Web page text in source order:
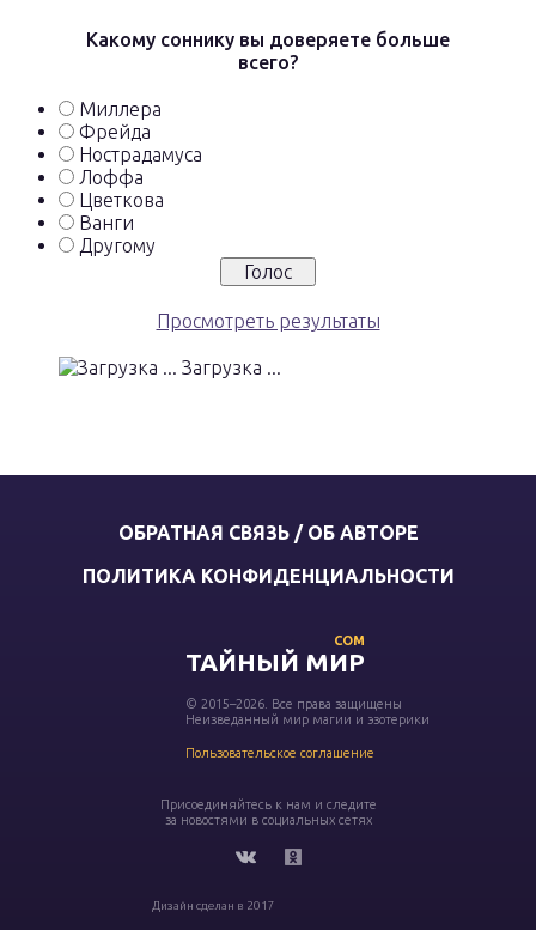
Какому соннику вы доверяете больше
всего?
Миллера
Фрейда
Нострадамуса
Лоффа
Цветкова
Ванги
Другому
Просмотреть результаты
Загрузка ...
ОБРАТНАЯ СВЯЗЬ / ОБ АВТОРЕ
ПОЛИТИКА КОНФИДЕНЦИАЛЬНОСТИ
ТАЙНЫЙ МИР
COM
© 2015–2026. Все права защищены
Неизведанный мир магии и эзотерики
Пользовательское соглашение
Присоединяйтесь к нам и следите
за новостями в социальных сетях
Дизайн сделан в 2017